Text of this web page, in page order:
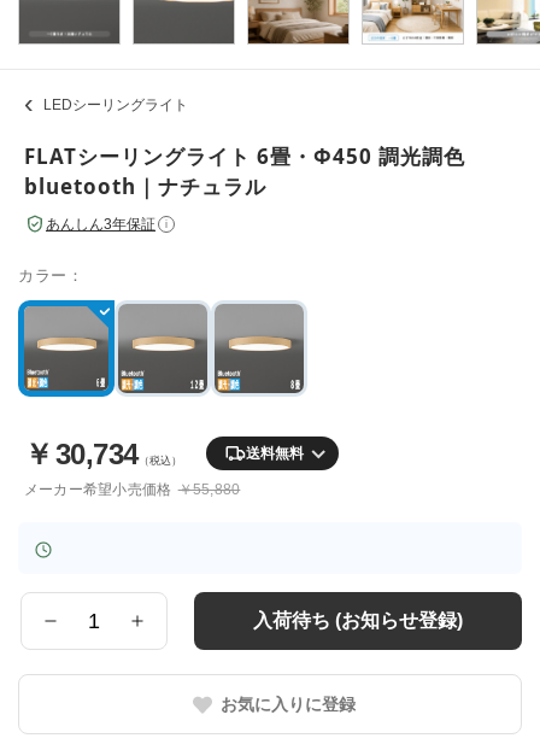
LEDシーリングライト
FLATシーリングライト 6畳・Φ450 調光調色
bluetooth｜ナチュラル
あんしん3年保証 i
カラー：
￥ 30,734（税込） 送料無料
メーカー希望小売価格 ￥55,880
量
入荷待ち (お知らせ登録)
お気に入りに登録